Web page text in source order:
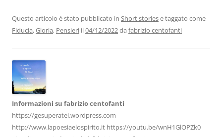
b
o
o
k
dI
n
A
p
a
m
vi
di
Questo articolo è stato pubblicato in Short storiese taggato come
Fiducia,Gloria, Pensieri il04/12/2022da fabrizio centofanti
Informazioni su fabrizio centofanti
https://gesuperatei.wordpress.com
http://www.lapoesiaelospirito.it https://youtu.be/wnH1GlOPZk0